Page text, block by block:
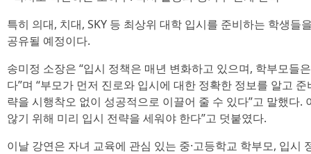
특히 의대, 치대, SKY 등 최상위 대학 입시를 준비하는 학생들
공유될 예정이다.
송미정 소장은 “입시 정책은 매년 변화하고 있으며, 학부모들
다”며 “부모가 먼저 진로와 입시에 대한 정확한 정보를 알고
략을 시행착오 없이 성공적으로 이끌어 줄 수 있다”고 말했다.
않기 위해 미리 입시 전략을 세워야 한다”고 덧붙였다.
이날 강연은 자녀 교육에 관심 있는 중·고등학교 학부모, 입시